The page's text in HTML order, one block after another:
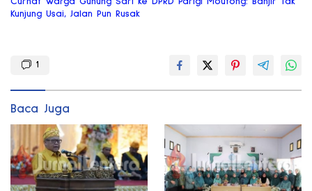
Kunjung Usai, Jalan Pun Rusak
1
Baca Juga